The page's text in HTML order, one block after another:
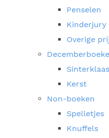
Penselen
Kinderjury
Overige
Sinterklaas
Kerst
Non-boeken
Spelletjes
Knuffels